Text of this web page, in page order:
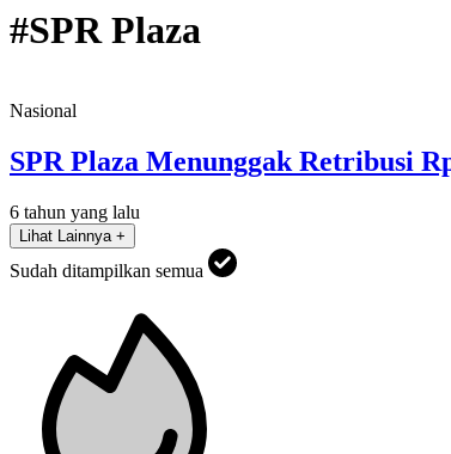
#SPR Plaza
Nasional
SPR Plaza Menunggak Retribusi
6 tahun yang lalu
Lihat Lainnya +
Sudah ditampilkan semua